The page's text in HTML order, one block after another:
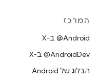
המרכז
‫‎@Android ב-X
‫‎@AndroidDev ב-X
הבלוג של Android